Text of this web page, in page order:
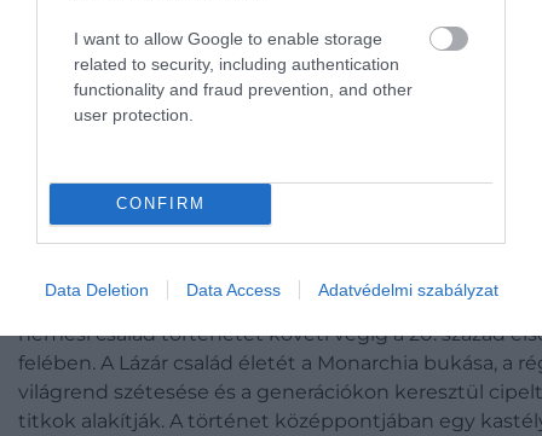
I want to allow Google to enable storage
related to security, including authentication
functionality and fraud prevention, and other
user protection.
CONFIRM
Data Deletion Data Access Adatvédelmi szabályzat
+1: Nelio Biedermann: Lázár (Scolar
Nelio Biedermann
regénye egy dél-magyarországi
nemesi család történetét követi végig a 20. század
felében. A Lázár család életét a Monarchia bukása, a
világrend szétesése és a generációkon keresztül cipelt
titkok alakítják. A történet középpontjában egy